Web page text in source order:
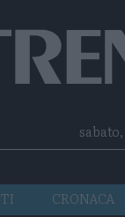
Telegram
RSS
CRONACA